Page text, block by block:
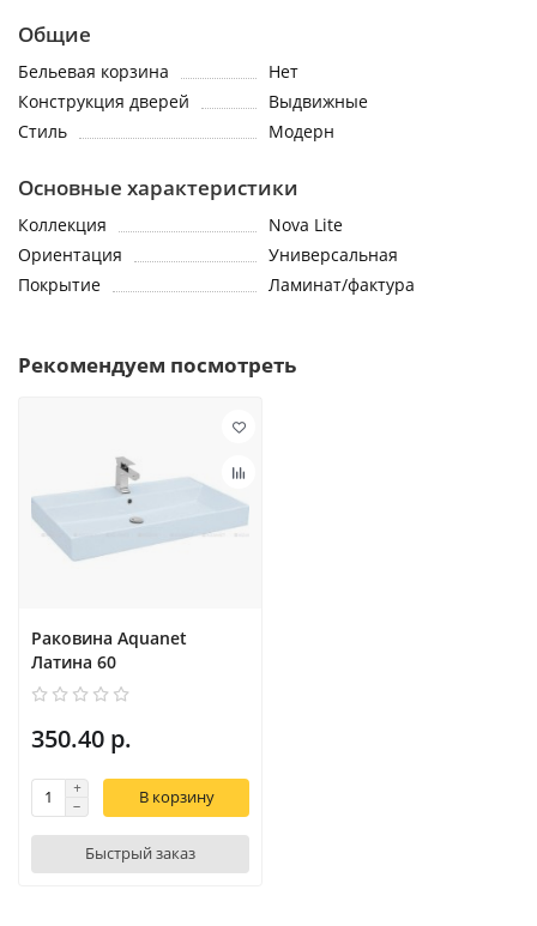
Общие
Бельевая корзина
Нет
Конструкция дверей
Выдвижные
Стиль
Модерн
Основные характеристики
Коллекция
Nova Lite
Ориентация
Универсальная
Покрытие
Ламинат/фактура
Рекомендуем посмотреть
Раковина Aquanet
Латина 60
350.40 р.
В корзину
Быстрый заказ